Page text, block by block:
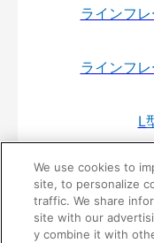
ラインフ
ラインフ
L
We use cookies to
site, to personalize
traffic. We share
site with our
y combine it with